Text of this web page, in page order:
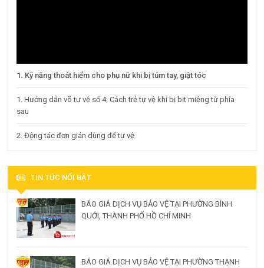
1. Kỹ năng thoát hiểm cho phụ nữ khi bị túm tay, giật tóc
1. Hướng dẫn võ tự vệ số 4: Cách trẻ tự vệ khi bị bịt miệng từ phía
sau
2. Động tác đơn giản dùng để tự vệ
TIN TỨC NỔI BẬT
BÁO GIÁ DỊCH VỤ BẢO VỆ TẠI PHƯỜNG BÌNH
QUỚI, THÀNH PHỐ HỒ CHÍ MINH
BÁO GIÁ DỊCH VỤ BẢO VỆ TẠI PHƯỜNG THẠNH